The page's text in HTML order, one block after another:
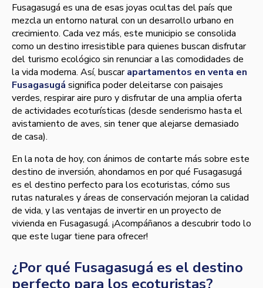
Fusagasugá es una de esas joyas ocultas del país que
mezcla un entorno natural con un desarrollo urbano en
crecimiento. Cada vez más, este municipio se consolida
como un destino irresistible para quienes buscan disfrutar
del turismo ecológico sin renunciar a las comodidades de
la vida moderna. Así, buscarapartamentos en venta en
Fusagasugá significa poder deleitarse con paisajes
verdes, respirar aire puro y disfrutar de una amplia oferta
de actividades ecoturísticas (desde senderismo hasta el
avistamiento de aves, sin tener que alejarse demasiado
de casa).
En la nota de hoy, con ánimos de contarte más sobre este
destino de inversión, ahondamos en por qué Fusagasugá
es el destino perfecto para los ecoturistas, cómo sus
rutas naturales y áreas de conservación mejoran la calidad
de vida, y las ventajas de invertir en un proyecto de
vivienda en Fusagasugá. ¡Acompáñanos a descubrir todo lo
que este lugar tiene para ofrecer!
¿Por qué Fusagasugá es el destino
perfecto para los ecoturistas?